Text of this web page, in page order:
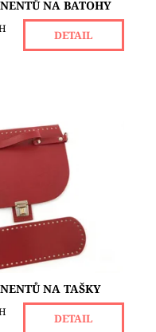
NA BATOHY
DETAIL
z eko kůže, různé
části jsou nikl
délka 30 cm, šířka 10
se...
4 ks
NA TAŠKY
DETAIL